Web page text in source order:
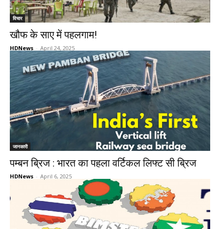
विचार
खौफ के साए में पहलगाम!
HDNews - April 24, 2025
जानकारी
पम्बन ब्रिज : भारत का पहला वर्टिकल लिफ्ट सी ब्रिज
HDNews - April 6, 2025